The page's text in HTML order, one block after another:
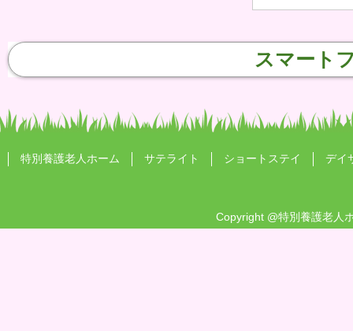
スマート
特別養護老人ホーム サテライト ショートステイ デイ
Copyright @特別養護老人